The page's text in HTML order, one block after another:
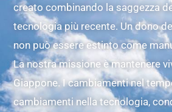
creato combinando la saggezza
tecnologia più recente. Un dono
non può essere estinto come
La nostra missione è mantenere
Giappone. I cambiamenti nel
cambiamenti nella tecnologia,